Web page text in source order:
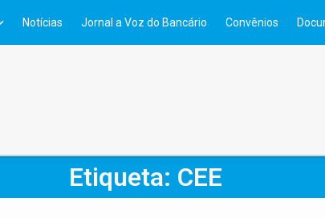
Notícias Jornal a Voz do Bancário Convênios
Etiqueta: CEE